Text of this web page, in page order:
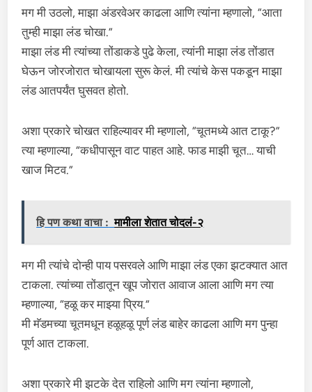
मग मी उठलो, माझा अंडरवेअर काढला आणि त्यांना म्हणालो, “आता
तुम्ही माझा लंड चोखा.”
माझा लंड मी त्यांच्या तोंडाकडे पुढे केला, त्यांनी माझा लंड तोंडात
घेऊन जोरजोरात चोखायला सुरू केलं. मी त्यांचे केस पकडून माझा
लंड आतपर्यंत घुसवत होतो.
अशा प्रकारे चोखत राहिल्यावर मी म्हणालो, “चूतमध्ये आत टाकू?”
त्या म्हणाल्या, “कधीपासून वाट पाहत आहे. फाड माझी चूत… याची
खाज मिटव.”
हि पण कथा वाचा : मामीला शेतात चोदलं-२
मग मी त्यांचे दोन्ही पाय पसरवले आणि माझा लंड एका झटक्यात आत
टाकला. त्यांच्या तोंडातून खूप जोरात आवाज आला आणि मग त्या
म्हणाल्या, “हळू कर माझ्या प्रिय.”
मी मॅडमच्या चूतमधून हळूहळू पूर्ण लंड बाहेर काढला आणि मग पुन्हा
पूर्ण आत टाकला.
अशा प्रकारे मी झटके देत राहिलो आणि मग त्यांना म्हणालो,